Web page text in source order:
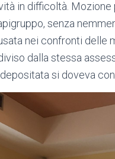
in difficoltà.
senza
nei confronti delle
dalla stessa
si doveva